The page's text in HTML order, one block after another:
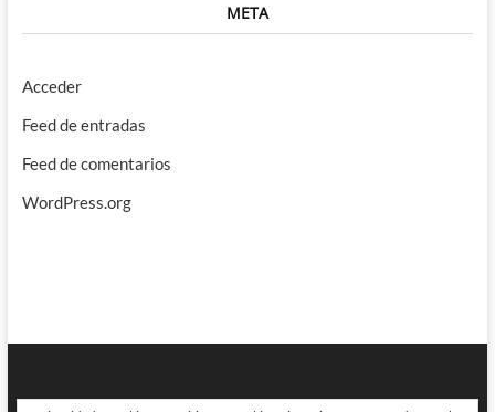
META
Acceder
Feed de entradas
Feed de comentarios
WordPress.org